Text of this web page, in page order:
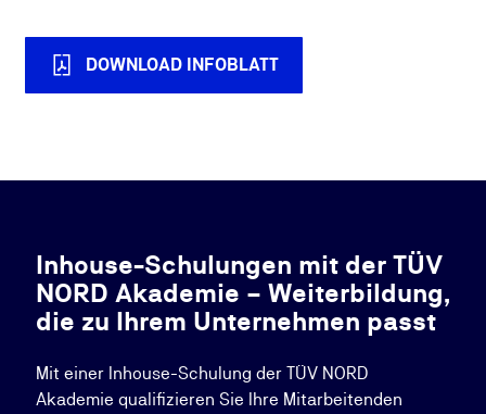
DOWNLOAD INFOBLATT
Inhouse-Schulungen mit der TÜV
NORD Akademie – Weiterbildung,
die zu Ihrem Unternehmen passt
Mit einer Inhouse-Schulung der TÜV NORD
Akademie qualifizieren Sie Ihre Mitarbeitenden